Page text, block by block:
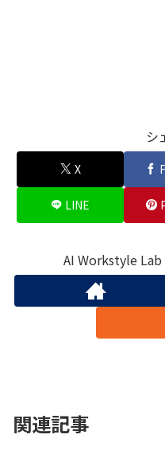
シ
X
LINE
AI Workstyle
関連記事